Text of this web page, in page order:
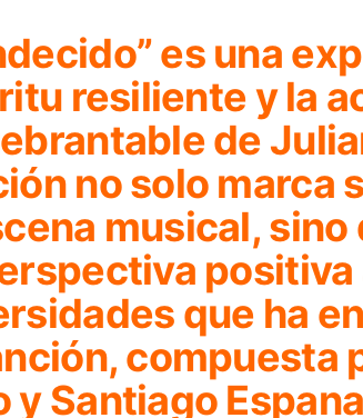
es una
resiliente y la
de
no solo marca
musical,
positiva
que ha
compuesta
y Santiago